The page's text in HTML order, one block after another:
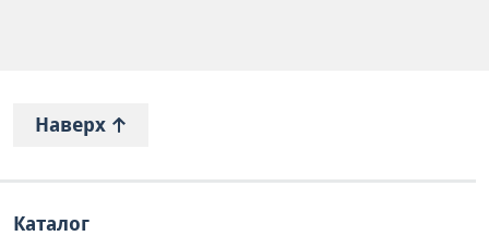
Наверх
Каталог